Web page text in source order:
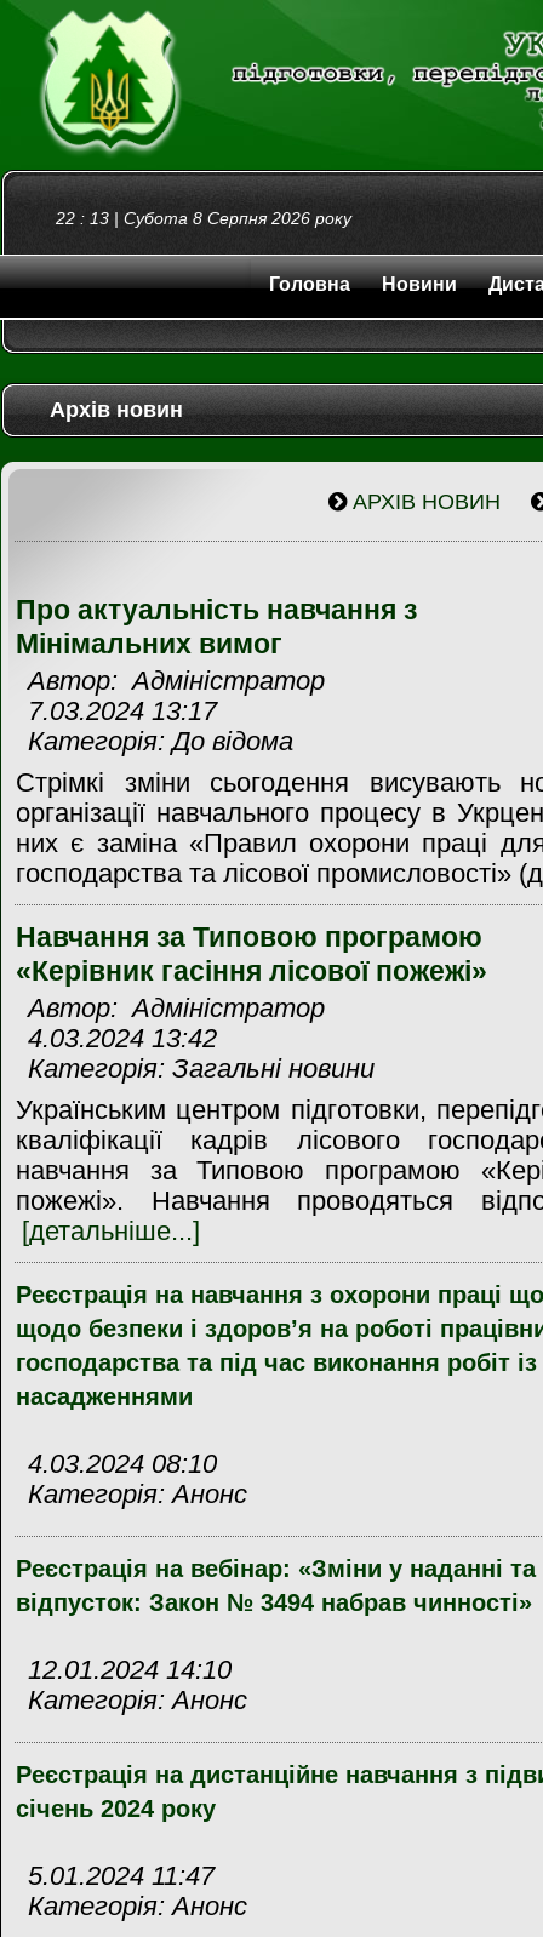
22 : 13 | Субота 8 Серпня 2026 року
Головна Новини
Архів новин
АРХІВ НОВИН
Про актуальність навчання з
Мінімальних вимог
Автор: Адміністратор
7.03.2024 13:17
Категорія: До відома
Стрімкі зміни сьогодення висувають
організації навчального процесу в
них є заміна «Правил охорони праці для
господарства та лісової промисловості»
Навчання за Типовою програмою
«Керівник гасіння лісової пожежі»
Автор: Адміністратор
4.03.2024 13:42
Категорія: Загальні новини
Українським центром підготовки,
кваліфікації кадрів лісового
навчання за Типовою програмою
пожежі». Навчання проводяться
[детальніше...]
Реєстрація на навчання з охорони праці
щодо безпеки і здоров’я на роботі
господарства та під час виконання робіт
насадженнями
4.03.2024 08:10
Категорія: Анонс
Реєстрація на вебінар: «Зміни у наданні
відпусток: Закон № 3494 набрав чинності»
12.01.2024 14:10
Категорія: Анонс
Реєстрація на дистанційне навчання з
січень 2024 року
5.01.2024 11:47
Категорія: Анонс